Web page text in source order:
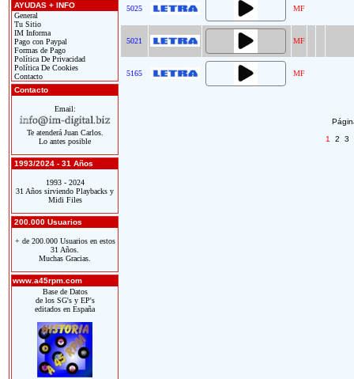
AYUDAS + INFO
General
Tu Sitio
IM Informa
Pago con Paypal
Formas de Pago
Política De Privacidad
Política De Cookies
Contacto
Contacto
Email:
Te atenderá Juan Carlos.
Lo antes posible
1993/2024 - 31 Años
1993 - 2024
31 Años sirviendo Playbacks y
Midi Files
200.000 Usuarios
+ de 200.000 Usuarios en estos
31 Años.
Muchas Gracias.
www.a45rpm.com
Base de Datos
de los SG's y EP's
editados en España
5025 MF
5021 MF
5165 MF
1 2 3